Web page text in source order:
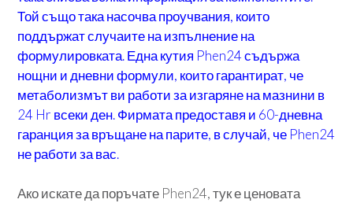
Той също така насочва проучвания, които
поддържат случаите на изпълнение на
формулировката. Една кутия Phen24 съдържа
нощни и дневни формули, които гарантират, че
метаболизмът ви работи за изгаряне на мазнини в
24 Hr всеки ден. Фирмата предоставя и 60-дневна
гаранция за връщане на парите, в случай, че Phen24
не работи за вас.
Ако искате да поръчате Phen24, тук е ценовата